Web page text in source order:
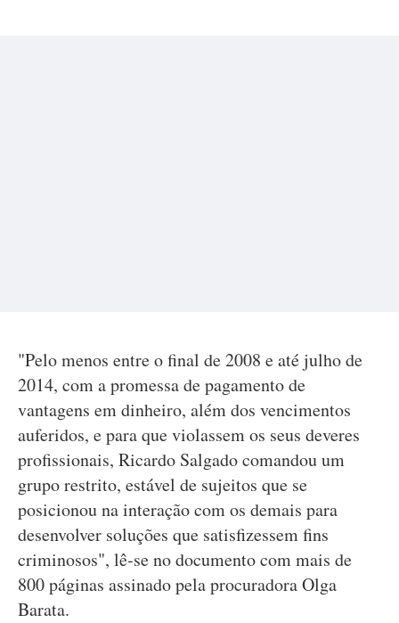
"Pelo menos entre o final de 2008 e até julho de
2014, com a promessa de pagamento de
vantagens em dinheiro, além dos vencimentos
auferidos, e para que violassem os seus deveres
profissionais, Ricardo Salgado comandou um
grupo restrito, estável de sujeitos que se
posicionou na interação com os demais para
desenvolver soluções que satisfizessem fins
criminosos", lê-se no documento com mais de
800 páginas assinado pela procuradora Olga
Barata.